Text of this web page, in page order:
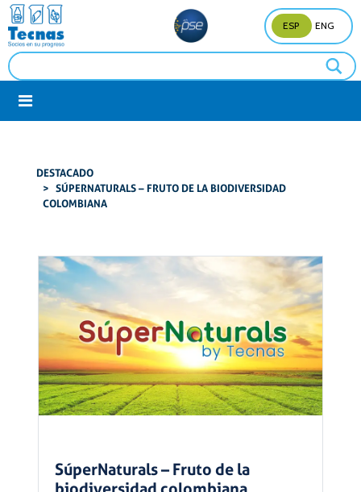
ESP ENG
DESTACADO
SÚPERNATURALS – FRUTO DE LA BIODIVERSIDAD
COLOMBIANA
SúperNaturals – Fruto de la